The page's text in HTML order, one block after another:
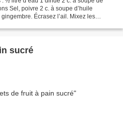
Sel, poivre 2 c. à soupe d’huile
Écrasez l’ail. Mixez les
sucré